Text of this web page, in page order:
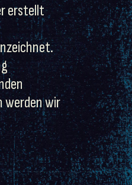
erstellt
werden wir